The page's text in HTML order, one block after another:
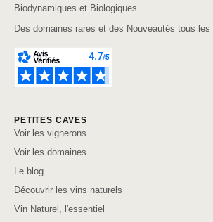
Biodynamiques et Biologiques.
Des domaines rares et des Nouveautés tous les
PETITES CAVES
Voir les vignerons
Voir les domaines
Le blog
Découvrir les vins naturels
Vin Naturel, l'essentiel